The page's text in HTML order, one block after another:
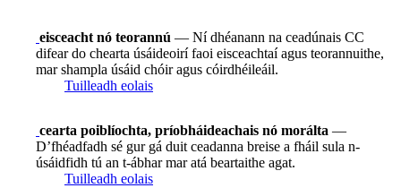
eisceacht nó teorannú — Ní dhéanann na ceadúnais CC
difear do chearta úsáideoirí faoi eisceachtaí agus teorannuithe,
mar shampla úsáid chóir agus cóirdhéileáil.
Tuilleadh eolais
cearta poiblíochta, príobháideachais nó morálta —
D’fhéadfadh sé gur gá duit ceadanna breise a fháil sula n-
úsáidfidh tú an t-ábhar mar atá beartaithe agat.
Tuilleadh eolais